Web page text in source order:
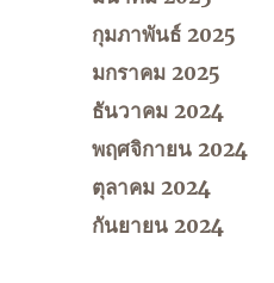
กุมภาพันธ์ 2025
มกราคม 2025
ธันวาคม 2024
พฤศจิกายน 2024
ตุลาคม 2024
กันยายน 2024